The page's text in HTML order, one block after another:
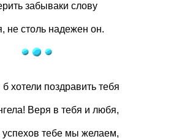
забываки слову
не столь надежен он.
хотели поздравить тебя
Веря в тебя и любя,
тебе мы желаем,